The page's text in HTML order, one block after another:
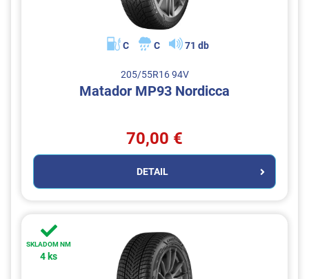
C C 71 db
205/55R16 94V
Matador MP93 Nordicca
70,00 €
DETAIL
SKLADOM NM
4 ks